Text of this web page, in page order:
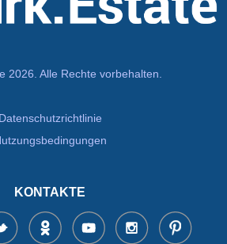
2026. Alle Rechte vorbehalten.
Datenschutzrichtlinie
KONTAKTE